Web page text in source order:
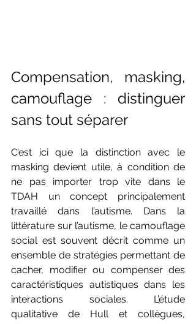
Compensation, masking,
camouflage : distinguer
sans tout séparer
C’est ici que la distinction avec le
masking devient utile, à condition de
ne pas importer trop vite dans le
TDAH un concept principalement
travaillé dans l’autisme. Dans la
littérature sur l’autisme, le camouflage
social est souvent décrit comme un
ensemble de stratégies permettant de
cacher, modifier ou compenser des
caractéristiques autistiques dans les
interactions sociales. L’étude
qualitative de Hull et collègues,